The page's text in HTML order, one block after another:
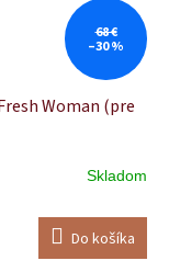
68 €
–30 %
Woman (pre
Skladom
Do košíka